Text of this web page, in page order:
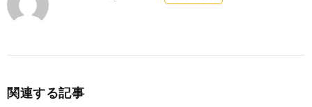
関連する記事